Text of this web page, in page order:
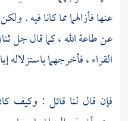
عنها فأزالهما مما كانا فيه .
عن طاعة الله ، كما قال جل
القراء ، فأخرجهما باستزلاله
فإن قال لنا قائل : وكيف